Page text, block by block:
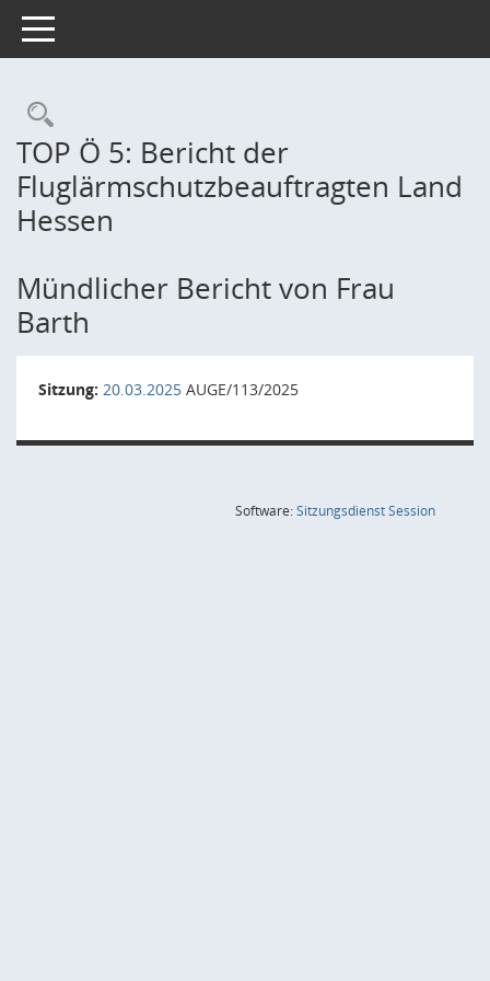
Toggle navigation
Rechercheauswahl
TOP Ö 5: Bericht der
Fluglärmschutzbeauftragten Land
Hessen
Mündlicher Bericht von Frau
Barth
Sitzung: 20.03.2025 AUGE/113/2025
Software:SitzungsdienstSession(Wird in